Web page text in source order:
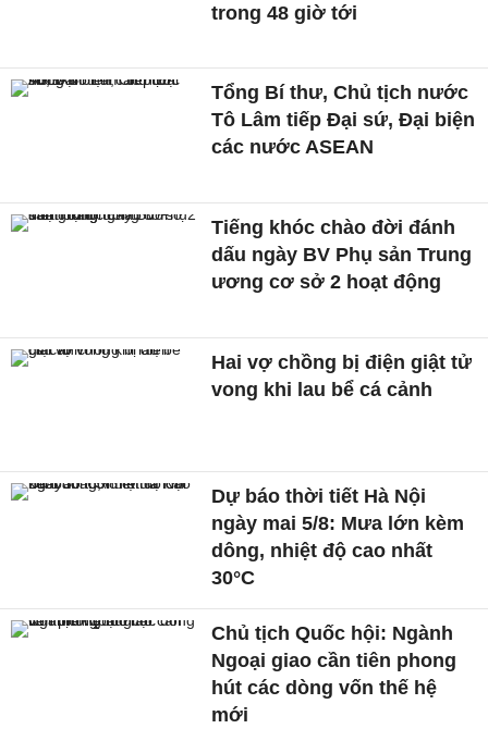
trong 48 giờ tới
Tổng Bí thư, Chủ tịch nước
Tô Lâm tiếp Đại sứ, Đại biện
các nước ASEAN
Tiếng khóc chào đời đánh
dấu ngày BV Phụ sản Trung
ương cơ sở 2 hoạt động
Hai vợ chồng bị điện giật tử
vong khi lau bể cá cảnh
Dự báo thời tiết Hà Nội
ngày mai 5/8: Mưa lớn kèm
dông, nhiệt độ cao nhất
30°C
Chủ tịch Quốc hội: Ngành
Ngoại giao cần tiên phong
hút các dòng vốn thế hệ
mới